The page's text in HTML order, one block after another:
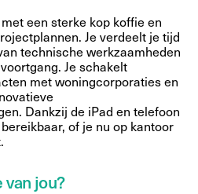
een sterke kop koffie en
Je verdeelt je tijd
technische werkzaamheden
Je schakelt
met woningcorporaties en
Dankzij de iPad en telefoon
of je nu op kantoor
jou?